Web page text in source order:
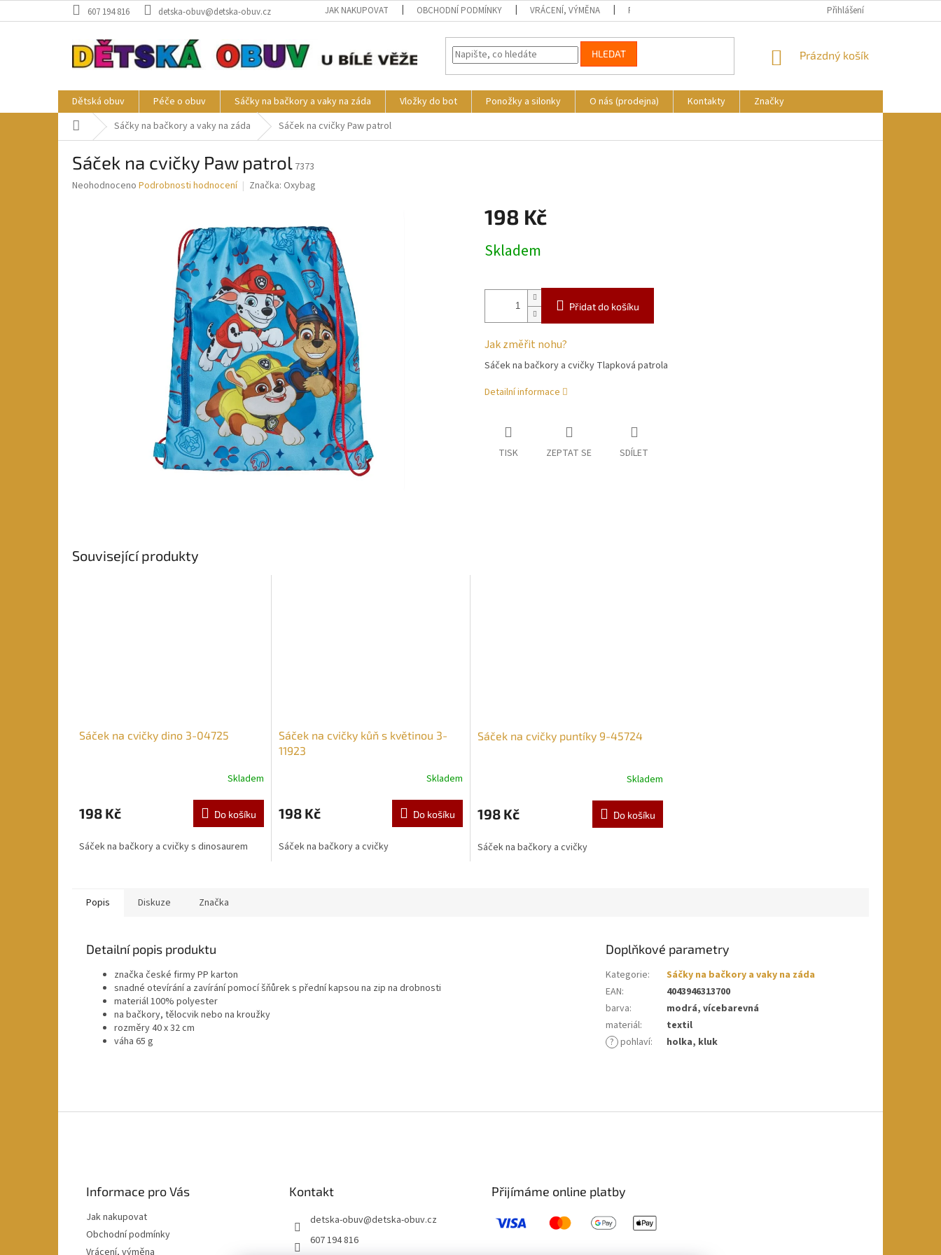
na
607 194 816 detska-obuv@detska-obuv.cz JAK NAKUPOVAT OBCHODNÍ PODMÍNKY VRÁCENÍ, VÝMĚNA REKLAMACE KDE NÁS NAJDETE
Přihlášení
HLEDAT
NÁKUPNÍ
Prázdný košík
Dětská obuv Péče o obuv Sáčky na bačkory a vaky na záda Vložky do bot Ponožky a silonky O nás (prodejna) Kontakty
Značky
Domů Sáčky na bačkory a vaky na záda Sáček na cvičky Paw patrol
Sáček na cvičky Paw patrol 7373
Průměrné
Neohodnoceno Podrobnosti hodnocení Značka: Oxybag
198 Kč
cena:
Skladem
Přidat do košíku
Jak změřit nohu?
Sáček na bačkory a cvičky Tlapková patrola
Detailní informace
TISK ZEPTAT SE SDÍLET
Související produkty
Sáček na cvičky dino 3-04725
Skladem
198 Kč Do košíku
Sáček na bačkory a cvičky s dinosaurem
Sáček na cvičky kůň s květinou 3-
11923
Skladem
198 Kč Do košíku
Sáček na bačkory a cvičky
Sáček na cvičky puntíky 9-45724
Skladem
198 Kč Do košíku
Sáček na bačkory a cvičky
Popis Diskuze Značka
Detailní popis produktu
značka české firmy PP karton
snadné otevírání a zavírání pomocí šňůrek s přední kapsou na zip na drobnosti
materiál 100% polyester
na bačkory, tělocvik nebo na kroužky
rozměry 40 x 32 cm
váha 65 g
Doplňkové parametry
Kategorie:
Sáčky na bačkory a vaky na záda
EAN:
4043946313700
barva:
modrá, vícebarevná
materiál:
textil
? pohlaví: holka, kluk
Informace pro Vás
Jak nakupovat
Obchodní podmínky
Vrácení, výměna
Kontakt
detska-obuv@detska-obuv.cz
607 194 816
Přijímáme online platby